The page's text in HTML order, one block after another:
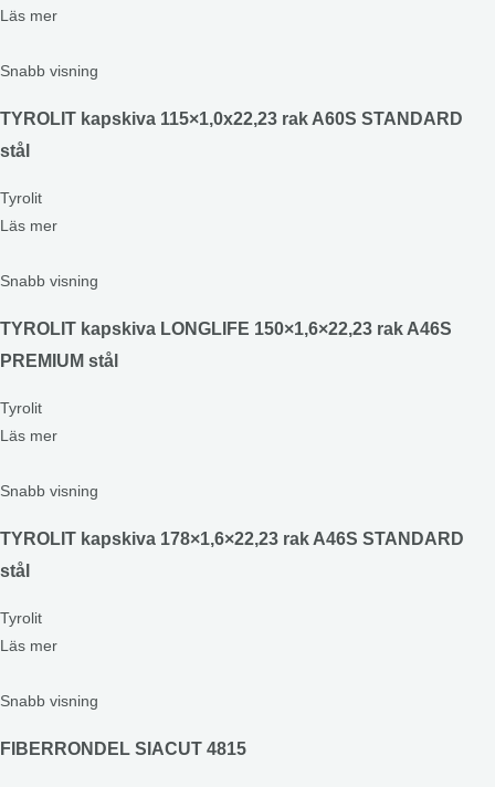
Läs mer
Snabb visning
TYROLIT kapskiva 115×1,0x22,23 rak A60S STANDARD
stål
Tyrolit
Läs mer
Snabb visning
TYROLIT kapskiva LONGLIFE 150×1,6×22,23 rak A46S
PREMIUM stål
Tyrolit
Läs mer
Snabb visning
TYROLIT kapskiva 178×1,6×22,23 rak A46S STANDARD
stål
Tyrolit
Läs mer
Snabb visning
FIBERRONDEL SIACUT 4815